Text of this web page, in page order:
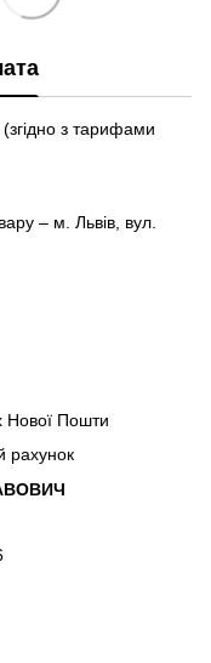
з тарифами
– м. Львів, вул.
Нової Пошти
рахунок